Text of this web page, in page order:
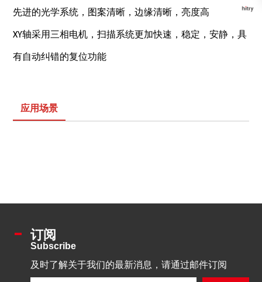
先进的光学系统，图案清晰，边缘清晰，亮度高
XY轴采用三相电机，扫描系统更加快速，稳定，安静，具
有自动纠错的复位功能
应用场景
订阅
Subscribe
及时了解关于我们的最新消息，请通过邮件订阅